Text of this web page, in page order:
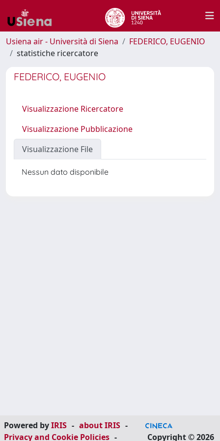
Usiena air - Università di Siena
FEDERICO, EUGENIO
statistiche ricercatore
FEDERICO, EUGENIO
Visualizzazione Ricercatore
Visualizzazione Pubblicazione
Visualizzazione File
Nessun dato disponibile
Powered byIRIS - about IRIS -
Privacy and Cookie Policies - Copyright © 2026